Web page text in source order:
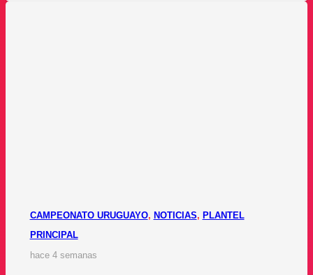
CAMPEONATO URUGUAYO, NOTICIAS, PLANTEL
PRINCIPAL
hace 4 semanas